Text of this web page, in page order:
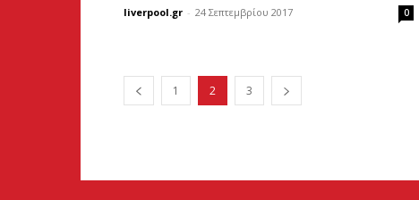
liverpool.gr - 24 Σεπτεμβρίου 2017 0
1 2 3